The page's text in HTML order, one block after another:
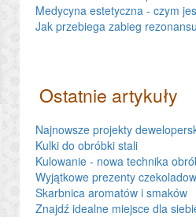
Medycyna estetyczna - czym
Jak przebiega zabieg
Ostatnie artykuły
Najnowsze projekty
Kulki do obróbki stali
Kulowanie - nowa technika
Wyjątkowe prezenty
Skarbnica aromatów i smaków
Znajdź idealne miejsce dla